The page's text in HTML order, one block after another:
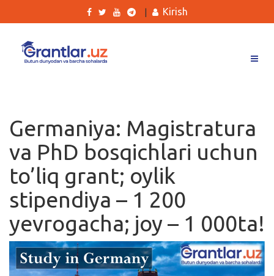
Ishlar
Kurslar
Blog
Yana
Qidirish
Kirish
Germaniya: Magistratura
va PhD bosqichlari uchun
to’liq grant; oylik
stipendiya – 1 200
yevrogacha; joy – 1 000ta!